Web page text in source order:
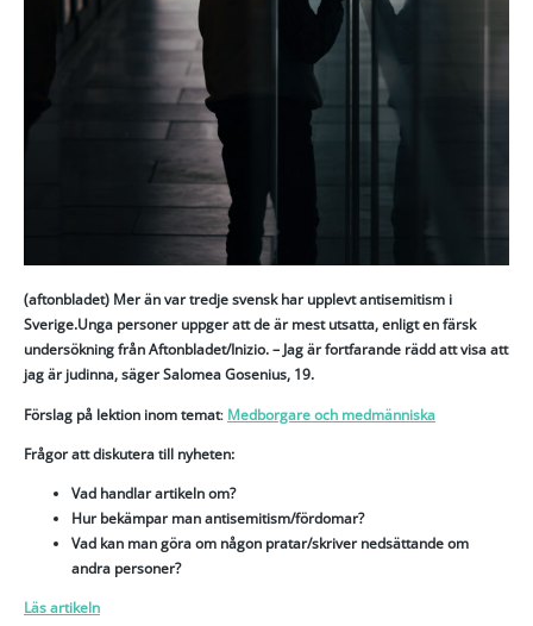
(aftonbladet) Mer än var tredje svensk har upplevt antisemitism i
Sverige.Unga personer uppger att de är mest utsatta, enligt en färsk
undersökning från Aftonbladet/Inizio. – Jag är fortfarande rädd att visa att
jag är judinna, säger Salomea Gosenius, 19.
Förslag på lektion inom temat: Medborgare och medmänniska
Frågor att diskutera till nyheten:
Vad handlar artikeln om?
Hur bekämpar man antisemitism/fördomar?
Vad kan man göra om någon pratar/skriver nedsättande om
andra personer?
Läs artikeln